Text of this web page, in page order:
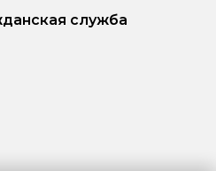
служба